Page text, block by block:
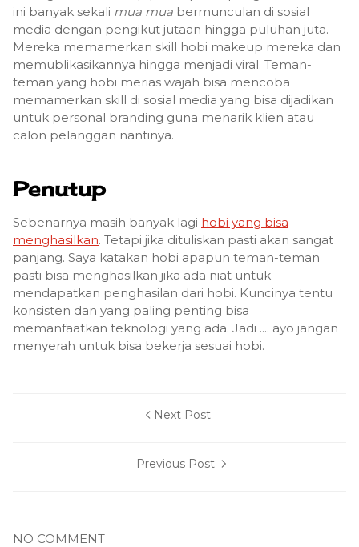
ini banyak sekali mua mua bermunculan di sosial
media dengan pengikut jutaan hingga puluhan juta.
Mereka memamerkan skill hobi makeup mereka dan
memublikasikannya hingga menjadi viral. Teman-
teman yang hobi merias wajah bisa mencoba
memamerkan skill di sosial media yang bisa dijadikan
untuk personal branding guna menarik klien atau
calon pelanggan nantinya.
Penutup
Sebenarnya masih banyak lagi hobi yang bisa
menghasilkan. Tetapi jika dituliskan pasti akan sangat
panjang. Saya katakan hobi apapun teman-teman
pasti bisa menghasilkan jika ada niat untuk
mendapatkan penghasilan dari hobi. Kuncinya tentu
konsisten dan yang paling penting bisa
memanfaatkan teknologi yang ada. Jadi .... ayo jangan
menyerah untuk bisa bekerja sesuai hobi.
Next Post
Previous Post
NO COMMENT